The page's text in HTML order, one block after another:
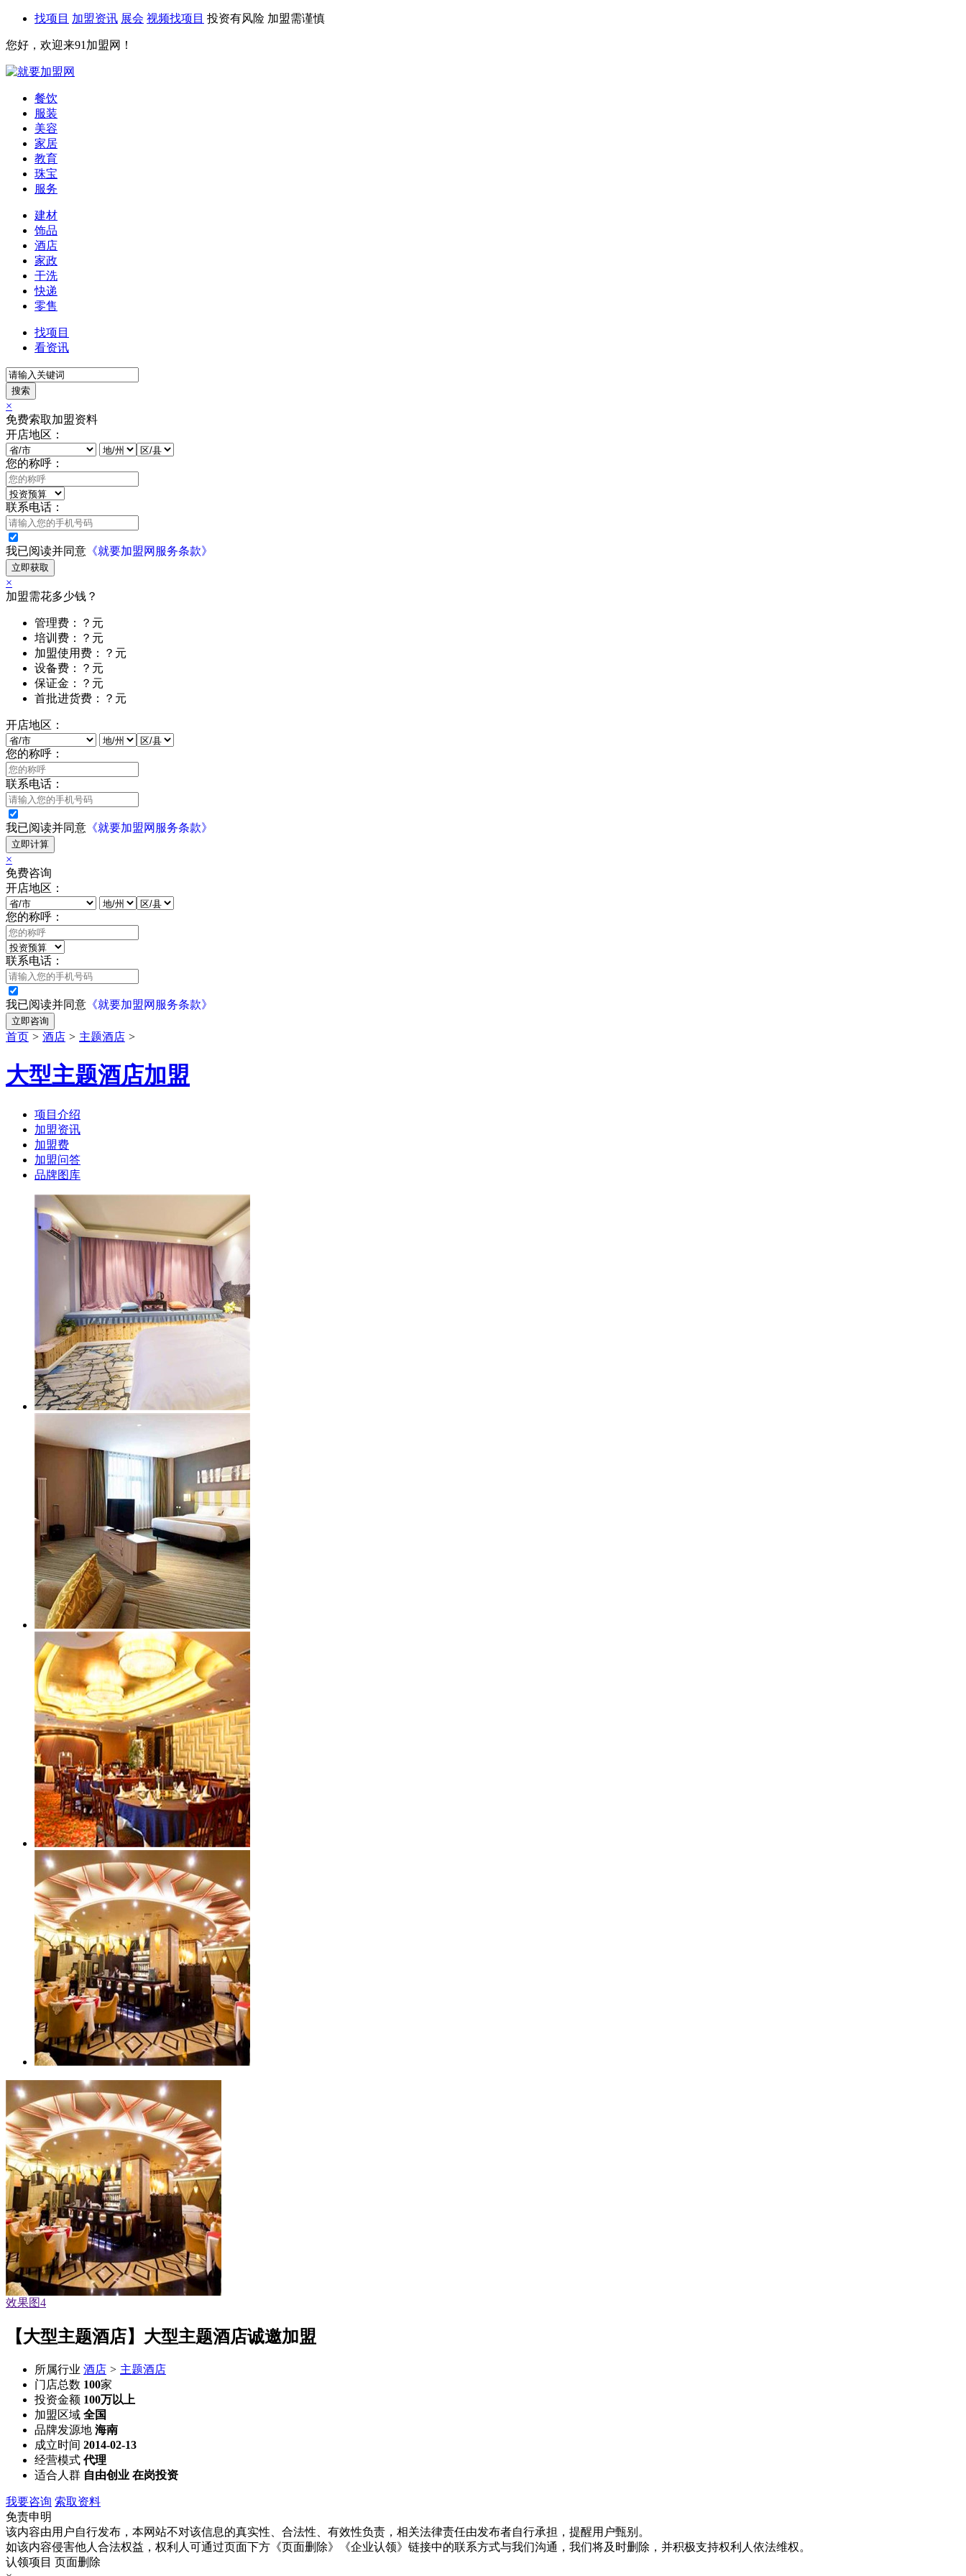
找项目 加盟资讯 展会 视频找项目 投资有风险 加盟需谨慎
您好，欢迎来91加盟网！
餐饮
服装
美容
家居
教育
珠宝
服务
建材
饰品
酒店
家政
干洗
快递
零售
找项目
看资讯
搜索
×
免费索取加盟资料
开店地区：
您的称呼：
联系电话：
我已阅读并同意 《就要加盟网服务条款》
立即获取
×
加盟需花多少钱？
管理费：？元
培训费：？元
加盟使用费：？元
设备费：？元
保证金：？元
首批进货费：？元
开店地区：
您的称呼：
联系电话：
我已阅读并同意 《就要加盟网服务条款》
立即计算
×
免费咨询
开店地区：
您的称呼：
联系电话：
我已阅读并同意 《就要加盟网服务条款》
立即咨询
首页 > 酒店 > 主题酒店 >
大型主题酒店加盟
项目介绍
加盟资讯
加盟费
加盟问答
品牌图库
效果图1
【大型主题酒店】大型主题酒店诚邀加盟
所属行业 酒店 > 主题酒店
门店总数 100家
投资金额 100万以上
加盟区域 全国
品牌发源地 海南
成立时间 2014-02-13
经营模式 代理
适合人群 自由创业 在岗投资
我要咨询 索取资料
免责申明
该内容由用户自行发布，本网站不对该信息的真实性、合法性、有效性负责，相关法律责任由发布者自行承担，提醒用户甄别。
如该内容侵害他人合法权益，权利人可通过页面下方《页面删除》《企业认领》链接中的联系方式与我们沟通，我们将及时删除，并积极支持权利人依法维权。
认领项目 页面删除